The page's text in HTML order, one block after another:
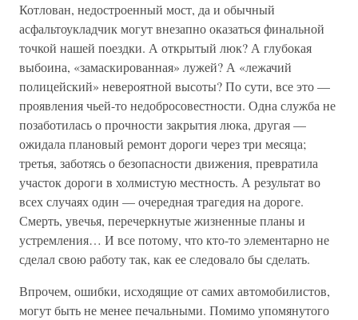
Котлован, недостроенный мост, да и обычный
асфальтоукладчик могут внезапно оказаться финальной
точкой нашей поездки. А открытый люк? А глубокая
выбоина, «замаскированная» лужей? А «лежачий
полицейский» невероятной высоты? По сути, все это —
проявления чьей-то недобросовестности. Одна служба не
позаботилась о прочности закрытия люка, другая —
ожидала плановый ремонт дороги через три месяца;
третья, заботясь о безопасности движения, превратила
участок дороги в холмистую местность. А результат во
всех случаях один — очередная трагедия на дороге.
Смерть, увечья, перечеркнутые жизненные планы и
устремления… И все потому, что кто-то элементарно не
сделал свою работу так, как ее следовало бы сделать.
Впрочем, ошибки, исходящие от самих автомобилистов,
могут быть не менее печальными. Помимо упомянутого